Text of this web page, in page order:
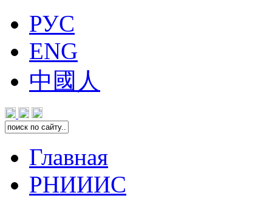
РУС
ENG
中國人
Главная
РНИИИС